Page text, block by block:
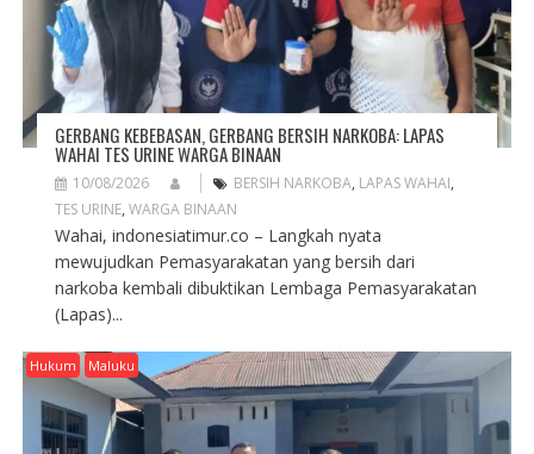
GERBANG KEBEBASAN, GERBANG BERSIH NARKOBA: LAPAS
WAHAI TES URINE WARGA BINAAN
10/08/2026 BERSIH NARKOBA, LAPAS WAHAI,
TES URINE, WARGA BINAAN
Wahai, indonesiatimur.co – Langkah nyata
mewujudkan Pemasyarakatan yang bersih dari
narkoba kembali dibuktikan Lembaga Pemasyarakatan
(Lapas)...
Hukum Maluku